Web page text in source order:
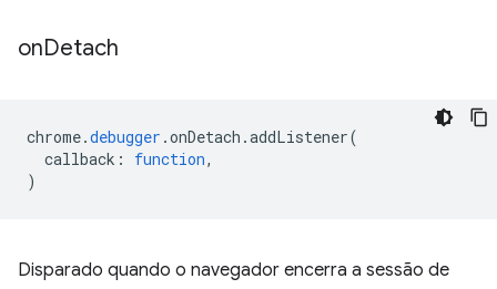
onDetach
chrome.debugger .onDetach .addListener(
callback : function,
)
Disparado quando o navegador encerra a sessão de